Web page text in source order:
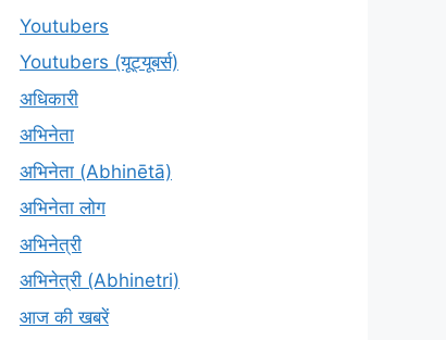
Youtubers
Youtubers (यूट्यूबर्स)
अधिकारी
अभिनेता
अभिनेता (Abhinētā)
अभिनेता लोग
अभिनेत्री
अभिनेत्री (Abhinetri)
आज की खबरें